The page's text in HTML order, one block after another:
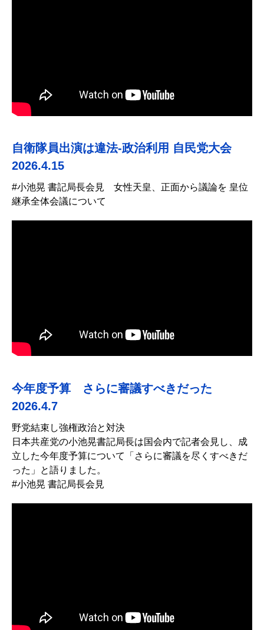
自衛隊員出演は違法-政治利用 自民党大会
2026.4.15
#小池晃 書記局長会見 女性天皇、正面から議論を 皇位
継承全体会議について
今年度予算 さらに審議すべきだった
2026.4.7
野党結束し強権政治と対決
日本共産党の小池晃書記局長は国会内で記者会見し、成
立した今年度予算について「さらに審議を尽くすべきだ
った」と語りました。
#小池晃 書記局長会見